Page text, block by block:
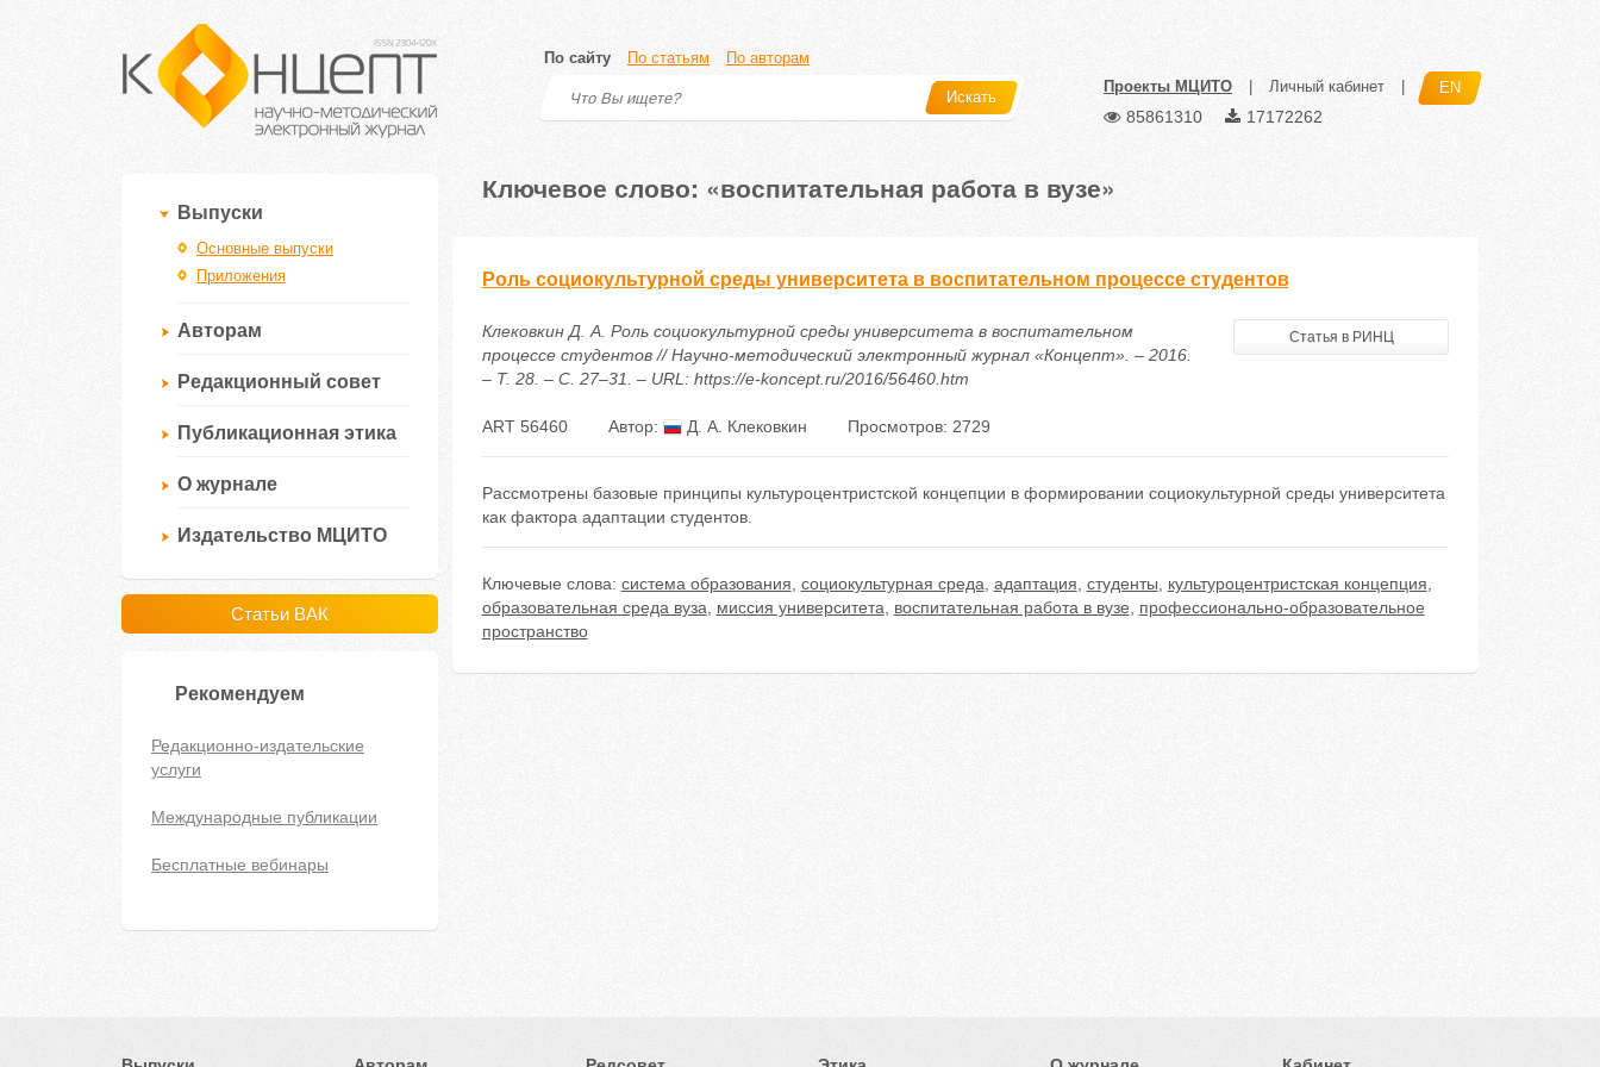
По сайту По статьям По авторам
Искать
Проекты МЦИТО Личный кабинет EN
85861310 17172262
Выпуски
Основные выпуски
Приложения
Авторам
Редакционный совет
Публикационная этика
О журнале
Издательство МЦИТО
Статьи ВАК
Рекомендуем
Редакционно-издательские
услуги
Международные публикации
Бесплатные вебинары
Ключевое слово: «воспитательная работа в вузе»
Роль социокультурной среды университета в воспитательном процессе студентов
Клековкин Д. А. Роль социокультурной среды университета в воспитательном
процессе студентов // Научно-методический электронный журнал «Концепт». – 2016.
– Т. 28. – С. 27–31. – URL: https://e-koncept.ru/2016/56460.htm
Статья в РИНЦ
ART 56460 Автор: Д. А. Клековкин Просмотров: 2729
Рассмотрены базовые принципы культуроцентристской концепции в формировании социокультурной среды университета
как фактора адаптации студентов.
Ключевые слова: система образования социокультурная среда адаптация студенты культуроцентристская концепция
образовательная среда вуза
миссия университета воспитательная работа в вузе
профессионально-образовательное
пространство